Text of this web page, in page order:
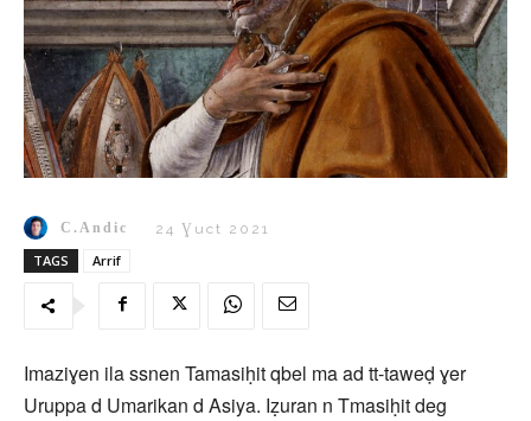
C.Andic 24 Ɣuct 2021
TAGS Arrif
Imaziɣen ila ssnen Tamasiḥit qbel ma ad tt-taweḍ ɣer
Uruppa d Umarikan d Asiya. Iẓuran n Tmasiḥit deg